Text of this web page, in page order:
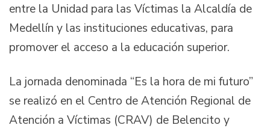
entre la Unidad para las Víctimas la Alcaldía de
Medellín y las instituciones educativas, para
promover el acceso a la educación superior.
La jornada denominada “Es la hora de mi futuro”
se realizó en el Centro de Atención Regional de
Atención a Víctimas (CRAV) de Belencito y